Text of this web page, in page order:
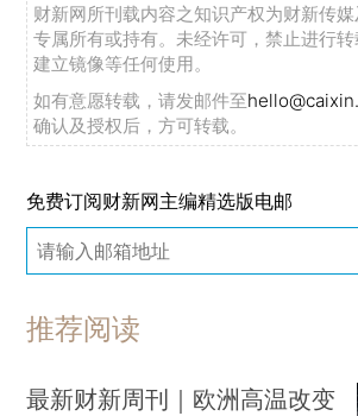
财新网所刊载内容之知识产权为财新传
专属所有或持有。未经许可，禁止进行
建立镜像等任何使用。
如有意愿转载，请发邮件至
确认及授权后，方可转载。
免费订阅财新网主编精选版电邮
推荐阅读
最新财新周刊｜欧洲高温改变